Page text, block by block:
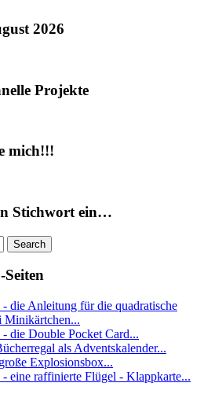
2026
Projekte
mich!!!
Stichwort ein…
die Anleitung für die quadratische
Minikärtchen...
die Double Pocket Card...
als Adventskalender...
Explosionsbox...
eine raffinierte Flügel - Klappkarte...